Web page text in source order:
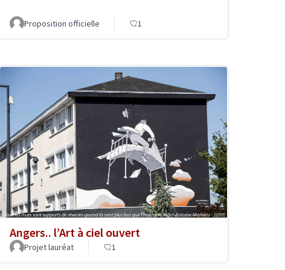
Proposition officielle 1
Angers.. l’Art à ciel ouvert
Projet lauréat 1